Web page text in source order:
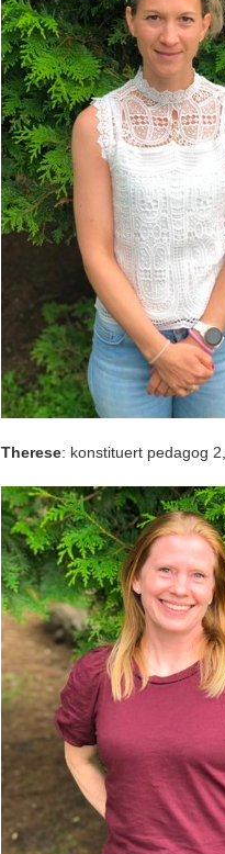
Therese: konstituert pedagog